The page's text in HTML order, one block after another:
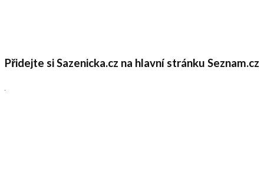
Přidejte si Sazenicka.cz na hlavní stránku Seznam.cz